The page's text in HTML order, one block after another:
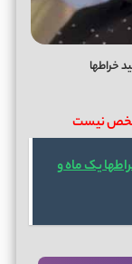
خراطها
نیست
یک ماه و